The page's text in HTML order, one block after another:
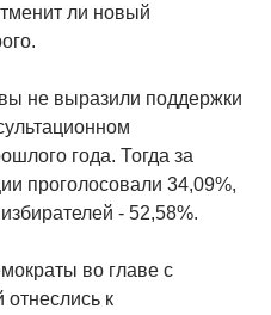
ли новый
не выразили поддержки
года. Тогда за
проголосовали 34,09%,
- 52,58%.
во главе с
отнеслись к